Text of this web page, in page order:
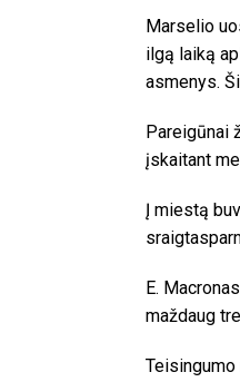
Marselio
ilgą laiką
asmenys.
Pareigūnai
įskaitant
Į miestą
E.
maždaug